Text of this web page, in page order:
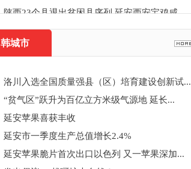
陕西23个县退出贫困县序列 延安西安宝鸡咸...
韩城市
洛川入选全国质量强县（区）培育建设创新试...
“贫气区”跃升为百亿立方米级气源地 延长...
延安苹果喜获丰收
延安市一季度生产总值增长2.4%
延安苹果脆片首次出口以色列 又一苹果深加...